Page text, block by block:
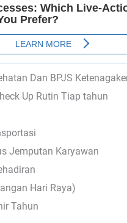
Dan BPJS
Up Rutin Tiap tahun
Jemputan Karyawan
Hari Raya)
Tahun